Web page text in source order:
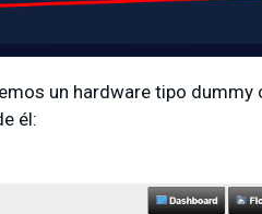
un hardware tipo dummy
él: